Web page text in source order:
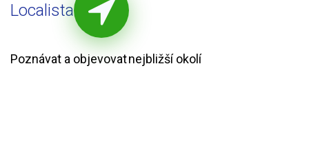
Localista
Poznávat a objevovat nejbližší okolí